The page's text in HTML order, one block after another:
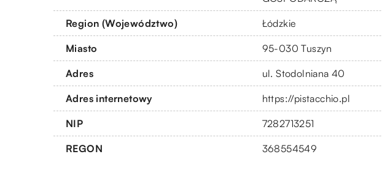
Region (Województwo) Łódzkie
Miasto 95-030 Tuszyn
Adres ul. Stodolniana 40
Adres internetowy https://pistacchio.pl
NIP 7282713251
REGON 368554549